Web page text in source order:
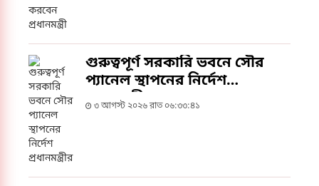
গুরুত্বপূর্ণ সরকারি ভবনে সৌর
প্যানেল স্থাপনের নির্দেশ
প্রধানমন্ত্রীর
৩ আগস্ট ২০২৬ রাত ০৬:৩৩:৪১